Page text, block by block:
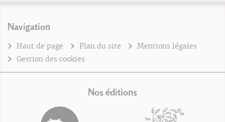
Navigation
Haut de page Plan du site
Mentions légales
Gestion des cookies
Nos éditions